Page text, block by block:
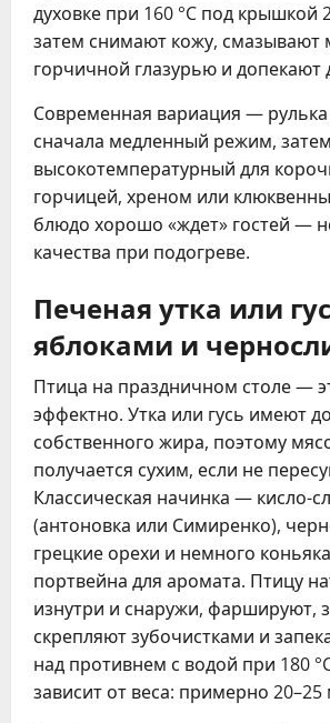
духовке при 160 °C под крышкой
затем снимают кожу, смазывают
горчичной глазурью и допекают
Современная вариация — рулька
сначала медленный режим, затем
высокотемпературный для
горчицей, хреном или
блюдо хорошо «ждет» гостей —
качества при подогреве.
Печеная утка или
яблоками и
Птица на праздничном столе —
эффектно. Утка или гусь имеют
собственного жира, поэтому
получается сухим, если не
Классическая начинка — кисло-
(антоновка или Симиренко),
грецкие орехи и немного
портвейна для аромата. Птицу
изнутри и снаружи, фаршируют,
скрепляют зубочистками и
над противнем с водой при 180
зависит от веса: примерно 20–25